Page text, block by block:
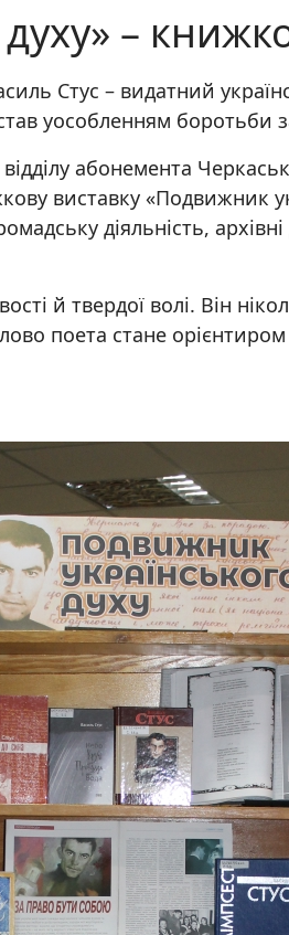
–
Стус – видатний
уособленням боротьби
абонемента
виставку «Подвижник
діяльність,
й твердої волі. Він
поета стане орієнтиром